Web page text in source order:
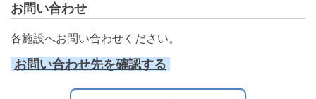
お問い合わせ
各施設へお問い合わせください。
お問い合わせ先を確認する